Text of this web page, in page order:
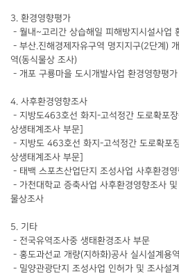
3. 환경영향평가
- 월내~고리간 상습해일 피해방지시설사업
- 부산.진해경제자유구역 명지지구(2단계)
역(동식물상 조사)
- 개포 구룡마을 도시개발사업 환경영향평
4. 사후환경영향조사
- 지방도463호선 화지-고석정간 도로확포
상생태계조사 부문]
- 지방도 463호선 화지-고석정간 도로확포
상생태계조사 부문]
- 태백 스포츠산업단지 조성사업 사후환경
- 가천대학교 증축사업 사후환경영향조사
물상조사
5. 기타
- 전국유역조사중 생태환경조사 부문
- 홍도과선교 개량(지하화)공사 실시설계용
- 밀양관광단지 조성사업 인허가 및 조사설